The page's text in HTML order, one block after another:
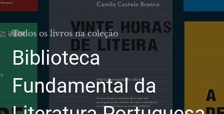
Todos os livros na coleção
Biblioteca
Fundamental da